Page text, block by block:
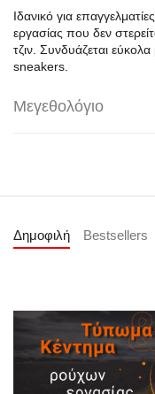
Ιδανικό για
εργασίας που δεν
τζιν. Συνδυάζεται
sneakers.
Μεγεθολόγιο
Δημοφιλή Bestsellers